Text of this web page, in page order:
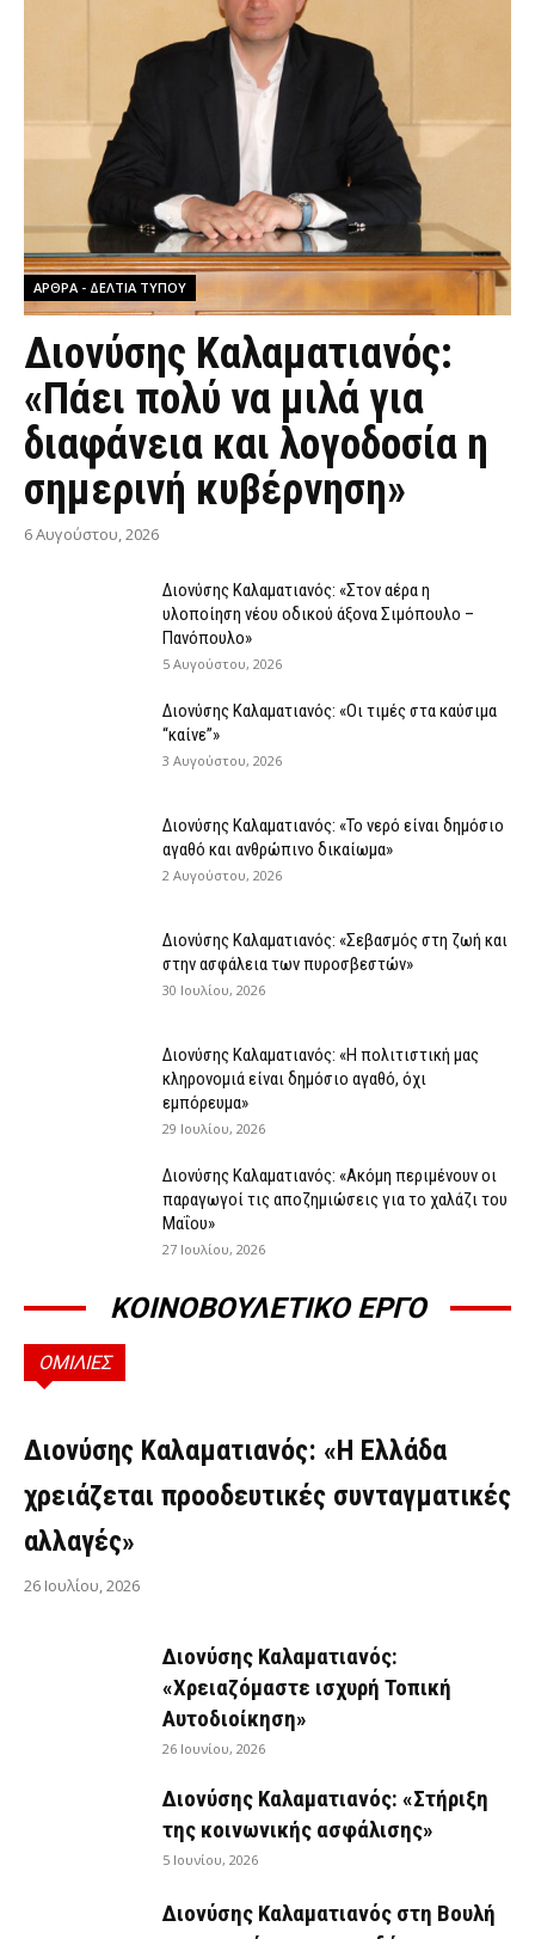
ΆΡΘΡΑ - ΔΕΛΤΊΑ ΤΎΠΟΥ
Διονύσης Καλαματιανός:
«Πάει πολύ να μιλά για
διαφάνεια και λογοδοσία η
σημερινή κυβέρνηση»
6 Αυγούστου, 2026
Διονύσης Καλαματιανός: «Στον αέρα η
υλοποίηση νέου οδικού άξονα Σιμόπουλο –
Πανόπουλο»
5 Αυγούστου, 2026
Διονύσης Καλαματιανός: «Οι τιμές στα καύσιμα
“καίνε”»
3 Αυγούστου, 2026
Διονύσης Καλαματιανός: «Το νερό είναι δημόσιο
αγαθό και ανθρώπινο δικαίωμα»
2 Αυγούστου, 2026
Διονύσης Καλαματιανός: «Σεβασμός στη ζωή και
στην ασφάλεια των πυροσβεστών»
30 Ιουλίου, 2026
Διονύσης Καλαματιανός: «Η πολιτιστική μας
κληρονομιά είναι δημόσιο αγαθό, όχι
εμπόρευμα»
29 Ιουλίου, 2026
Διονύσης Καλαματιανός: «Ακόμη περιμένουν οι
παραγωγοί τις αποζημιώσεις για το χαλάζι του
Μαΐου»
27 Ιουλίου, 2026
ΚΟΙΝΟΒΟΥΛΕΤΙΚΟ ΕΡΓΟ
ΟΜΙΛΙΕΣ
ΟΜΙΛΊΕΣ
Διονύσης Καλαματιανός: «Η Ελλάδα
χρειάζεται προοδευτικές συνταγματικές
αλλαγές»
26 Ιουλίου, 2026
Διονύσης Καλαματιανός:
«Χρειαζόμαστε ισχυρή Τοπική
Αυτοδιοίκηση»
26 Ιουνίου, 2026
Διονύσης Καλαματιανός: «Στήριξη
της κοινωνικής ασφάλισης»
5 Ιουνίου, 2026
Διονύσης Καλαματιανός στη Βουλή